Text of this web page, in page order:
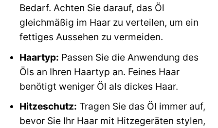
Bedarf. Achten Sie darauf, das Öl
gleichmäßig im Haar zu verteilen, um ein
fettiges Aussehen zu vermeiden.
Haartyp: Passen Sie die Anwendung des
Öls an Ihren Haartyp an. Feines Haar
benötigt weniger Öl als dickes Haar.
Hitzeschutz: Tragen Sie das Öl immer auf,
bevor Sie Ihr Haar mit Hitzegeräten stylen,